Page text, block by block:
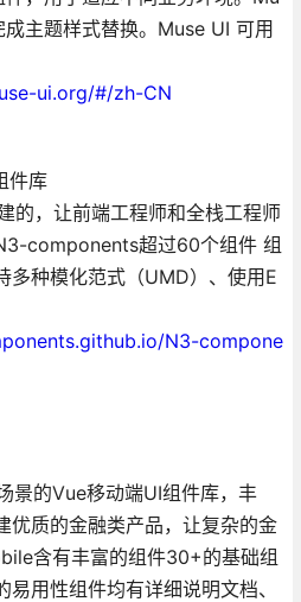
主题样式替换。Muse UI 可用
ui.org/#/zh-CN
件库
的，让前端工程师和全栈工程师
components超过60个组件 组
多种模化范式（UMD）、使用E
N3-compone
景的Vue移动端UI组件库，丰
优质的金融类产品，让复杂的金
含有丰富的组件30+的基础组
用性组件均有详细说明文档、